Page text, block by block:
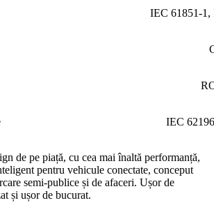
IEC 61851-1,
IEC
de pe piață, cu cea mai înaltă performanță,
pentru vehicule conectate, conceput
semi-publice și de afaceri. Ușor de
și ușor de bucurat.